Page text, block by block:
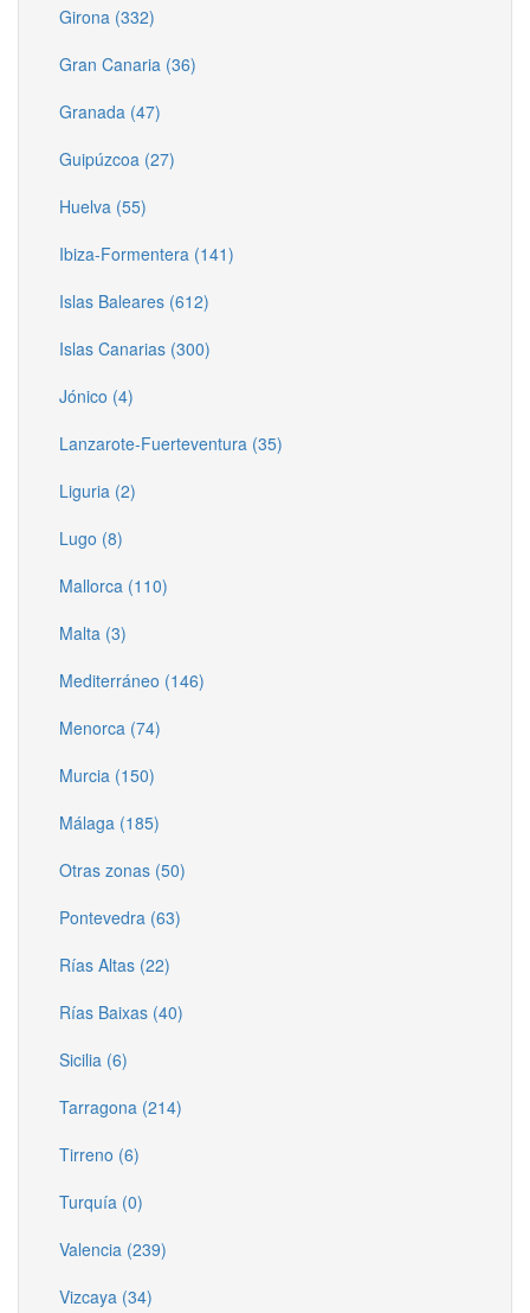
Girona (332)
Gran Canaria (36)
Granada (47)
Guipúzcoa (27)
Huelva (55)
Ibiza-Formentera (141)
Islas Baleares (612)
Islas Canarias (300)
Jónico (4)
Lanzarote-Fuerteventura (35)
Liguria (2)
Lugo (8)
Mallorca (110)
Malta (3)
Mediterráneo (146)
Menorca (74)
Murcia (150)
Málaga (185)
Otras zonas (50)
Pontevedra (63)
Rías Altas (22)
Rías Baixas (40)
Sicilia (6)
Tarragona (214)
Tirreno (6)
Turquía (0)
Valencia (239)
Vizcaya (34)